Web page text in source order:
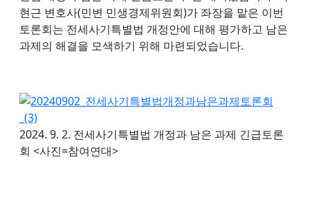
현근 변호사(민변 민생경제위원회)가 좌장을 맡은 이번
토론회는 전세사기특별법 개정안에 대해 평가하고 남은
과제의 해결을 모색하기 위해 마련되었습니다.
2024. 9. 2. 전세사기특별법 개정과 남은 과제 긴급토론
회 <사진=참여연대>